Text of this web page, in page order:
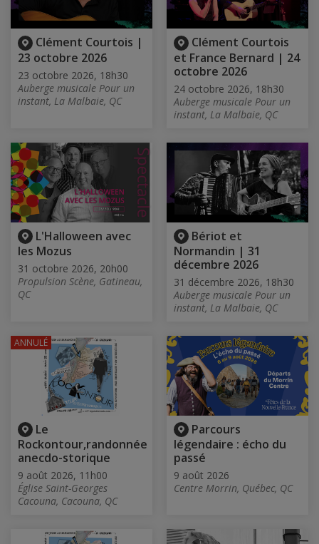
Clément Courtois |
23 octobre 2026
23 octobre 2026, 18h30
Auberge musicale Pour un
instant, La Malbaie, QC
Clément Courtois
et France Bernard | 24
octobre 2026
24 octobre 2026, 18h30
Auberge musicale Pour un
instant, La Malbaie, QC
L'Halloween avec
les Mozus
31 octobre 2026, 20h00
Propulsion Scène, Gatineau,
QC
Bériot et
Normandin | 31
décembre 2026
31 décembre 2026, 18h30
Auberge musicale Pour un
instant, La Malbaie, QC
Le
Rockontour,randonnée
anecdo-storique
9 août 2026, 11h00
Église Saint-Georges
Cacouna, Cacouna, QC
ANNULÉ
Parcours
légendaire : écho du
passé
9 août 2026
Centre Morrin, Québec, QC